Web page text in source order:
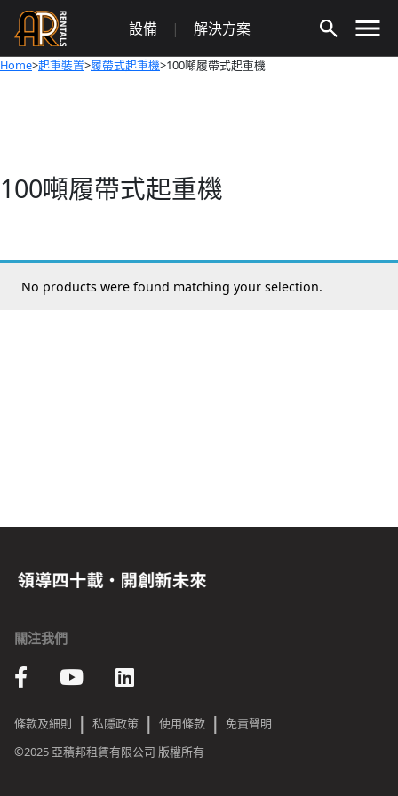
Skip
content
設備 | 解決方案
Home>起重裝置>履帶式起重機>100噸履帶式起重機
100噸履帶式起重機
No products were found matching your selection.
關注我們
條款及細則 | 私隱政策 | 使用條款 | 免責聲明
©2025 亞積邦租賃有限公司 版權所有